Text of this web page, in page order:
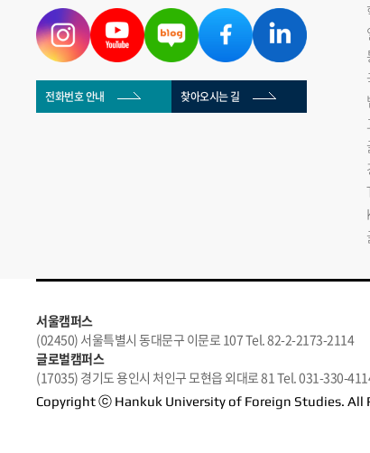
전화번호 안내 찾아오시는 길
서울캠퍼스
(02450) 서울특별시 동대문구 이문로 107 Tel. 82-2-2173-2114
글로벌캠퍼스
(17035) 경기도 용인시 처인구 모현읍 외대로 81 Tel. 031-330-
Copyright ⓒ Hankuk University of Foreign Studies. All